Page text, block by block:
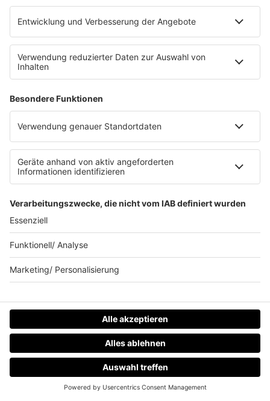
HOME RADIOS MENÜ
Snap! - Rhythm Is A Dancer
Mit “Rhythm Is a Dancer” löste Snap! quasi die
dass der Track gar nicht als Single geplant war?
mehr lesen
Universal Music